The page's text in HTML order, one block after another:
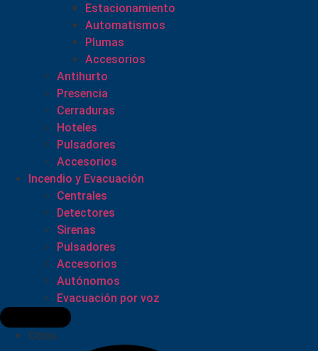
Estacionamiento
Automatismos
Plumas
Accesorios
Antihurto
Presencia
Cerraduras
Hoteles
Pulsadores
Accesorios
Incendio y Evacuación
Centrales
Detectores
Sirenas
Pulsadores
Accesorios
Autónomos
Evacuación por voz
Otros